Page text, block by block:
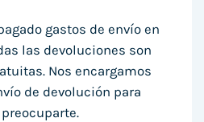
gastos de envío en
las devoluciones son
Nos encargamos
de devolución para